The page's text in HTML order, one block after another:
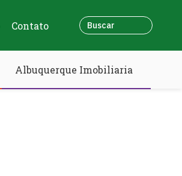
Contato
Albuquerque Imobiliaria